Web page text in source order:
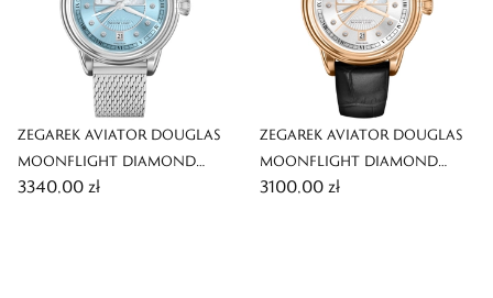
ZEGAREK AVIATOR DOUGLAS
MOONFLIGHT DIAMOND
EDITION
3340,00 zł
ZEGAREK AVIATOR DOUGLAS
MOONFLIGHT DIAMOND
EDITION
3100,00 zł